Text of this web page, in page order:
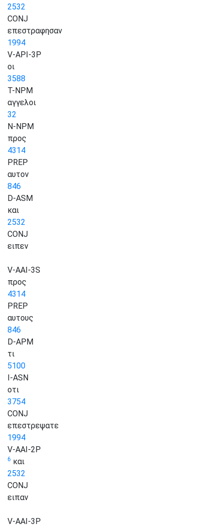
2532
CONJ
επεστραφησαν
1994
V-API-3P
οι
3588
T-NPM
αγγελοι
32
N-NPM
προς
4314
PREP
αυτον
846
D-ASM
και
2532
CONJ
ειπεν
V-AAI-3S
προς
4314
PREP
αυτους
846
D-APM
τι
5100
I-ASN
οτι
3754
CONJ
επεστρεψατε
1994
V-AAI-2P
6 και
2532
CONJ
ειπαν
V-AAI-3P